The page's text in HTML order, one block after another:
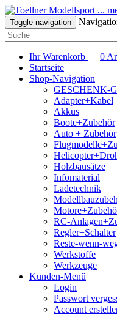
...
Toggle navigation
Ihr Warenkorb 0
Startseite
Shop-Navigation
GESCHENK-
Adapter+Kabel
Akkus
Boote+Zubehör
Auto + Zubehör
Holzbausätze
Infomaterial
Ladetechnik
RC-
Regler+Schalter
Reste-wenn-
Werkstoffe
Werkzeuge
Kunden-Menü
Login
Passwort
Account